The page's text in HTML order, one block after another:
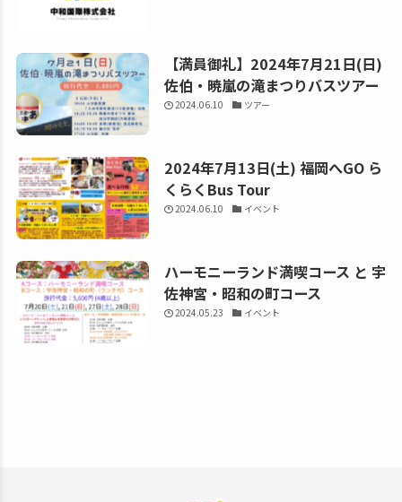
【満員御礼】2024年7月21日(日)
佐伯・暁嵐の滝まつりバスツアー
2024.06.10 ツアー
2024年7月13日(土) 福岡へGO ら
くらくBus Tour
2024.06.10 イベント
ハーモニーランド満喫コース と 宇
佐神宮・昭和の町コース
2024.05.23 イベント